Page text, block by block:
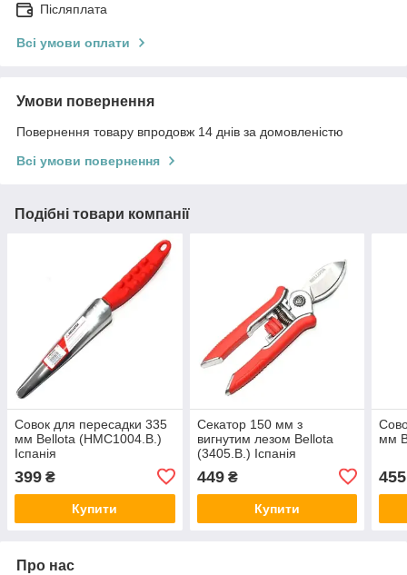
Післяплата
Всі умови оплати
Умови повернення
Повернення товару впродовж 14 днів за домовленістю
Всі умови повернення
Подібні товари компанії
Совок для пересадки 335
мм Bellota (HMC1004.B.)
Іспанія
399 ₴
Купити
Секатор 150 мм з
вигнутим лезом Bellota
(3405.B.) Іспанія
449₴
Купити
мм
455
Про нас